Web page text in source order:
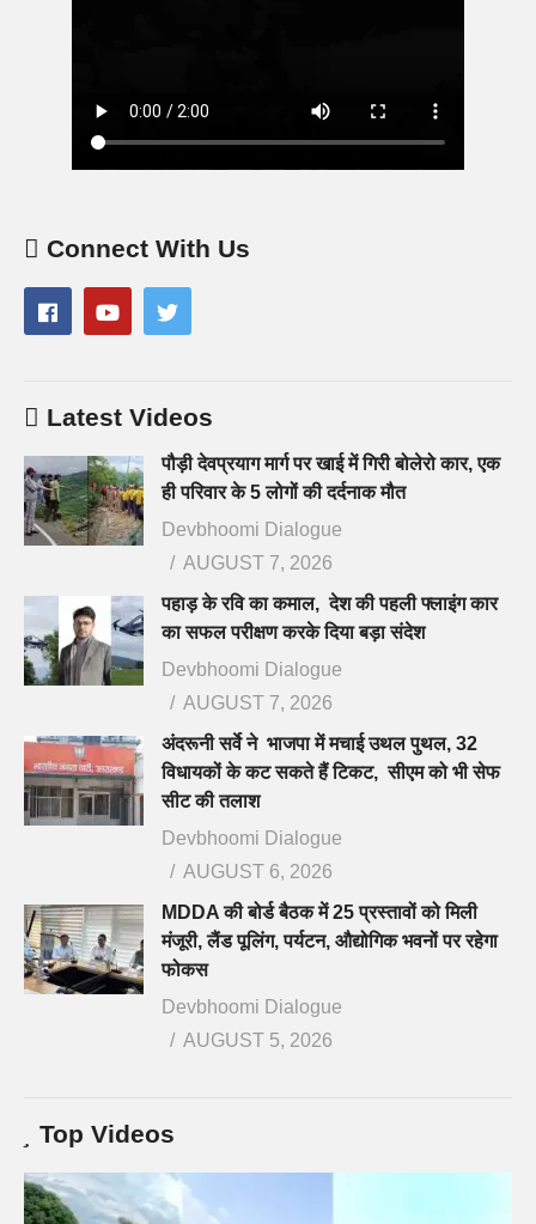
Connect With Us
Latest Videos
पौड़ी देवप्रयाग मार्ग पर खाई में गिरी बोलेरो कार, एक
ही परिवार के 5 लोगों की दर्दनाक मौत
Devbhoomi Dialogue
AUGUST 7, 2026
पहाड़ के रवि का कमाल, देश की पहली फ्लाइंग कार
का सफल परीक्षण करके दिया बड़ा संदेश
Devbhoomi Dialogue
AUGUST 7, 2026
अंदरूनी सर्वे ने भाजपा में मचाई उथल पुथल, 32
विधायकों के कट सकते हैं टिकट, सीएम को भी सेफ
सीट की तलाश
Devbhoomi Dialogue
AUGUST 6, 2026
MDDA की बोर्ड बैठक में 25 प्रस्तावों को मिली
मंजूरी, लैंड पूलिंग, पर्यटन, औद्योगिक भवनों पर रहेगा
फोकस
Devbhoomi Dialogue
AUGUST 5, 2026
Top Videos